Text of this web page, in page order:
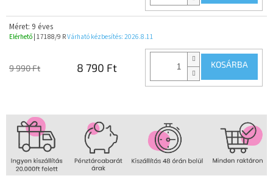
Méret: 9 éves
Elérhető | 17188/9 RVárható kézbesítés: 2026.8.11
9 990 Ft 8 790 Ft KOSÁRBA